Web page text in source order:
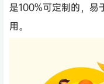
是100%可定制的，易
用。